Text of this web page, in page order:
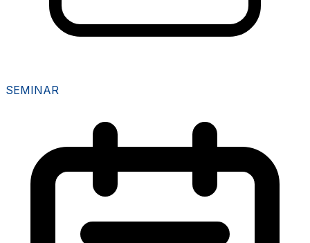
SEMINAR